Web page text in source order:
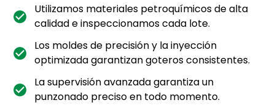
Utilizamos materiales petroquímicos de alta
calidad e inspeccionamos cada lote.
Los moldes de precisión y la inyección
optimizada garantizan goteros consistentes.
La supervisión avanzada garantiza un
punzonado preciso en todo momento.